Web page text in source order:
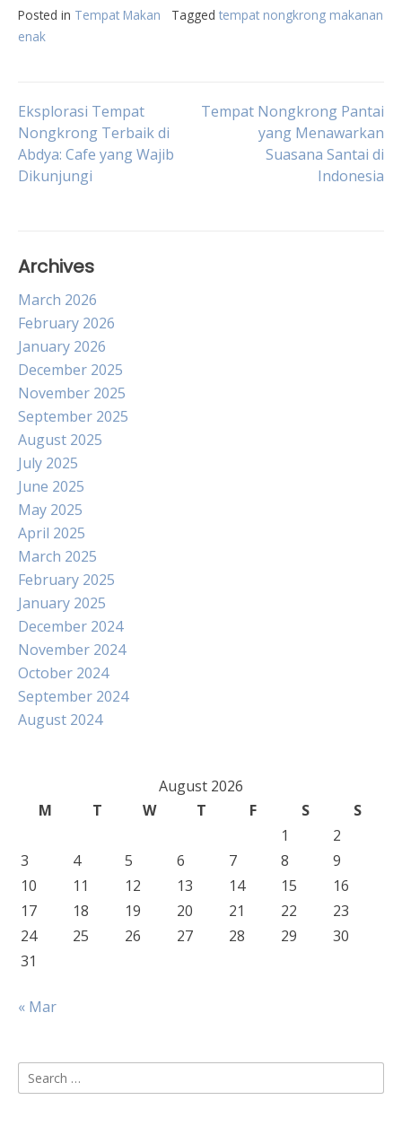
Posted in Tempat Makan Tagged tempat nongkrong makanan
enak
Post
navigation
Eksplorasi Tempat
Nongkrong Terbaik di
Abdya: Cafe yang Wajib
Dikunjungi
Tempat Nongkrong Pantai
yang Menawarkan
Suasana Santai di
Indonesia
Archives
March 2026
February 2026
January 2026
December 2025
November 2025
September 2025
August 2025
July 2025
June 2025
May 2025
April 2025
March 2025
February 2025
January 2025
December 2024
November 2024
October 2024
September 2024
August 2024
August 2026
M
T W T F S
S
1
2
3
4 5 6 7 8
9
10
11 12 13 14 15
16
17
18 19 20 21 22
23
24
25 26 27 28 29
30
31
« Mar
Search
for: